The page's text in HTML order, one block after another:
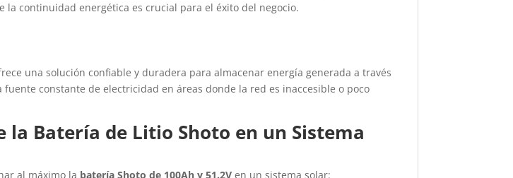
continuidad energética es crucial para el éxito del negocio.
una solución confiable y duradera para almacenar energía generada a través
constante de electricidad en áreas donde la red es inaccesible o poco
Batería de Litio Shoto en un Sistema
al máximo la batería Shoto de 100Ah y 51.2V en un sistema solar: